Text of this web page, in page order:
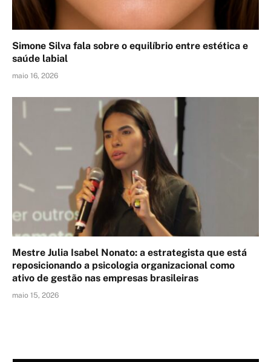
Simone Silva fala sobre o equilíbrio entre estética e
saúde labial
maio 16, 2026
Mestre Julia Isabel Nonato: a estrategista que está
reposicionando a psicologia organizacional como
ativo de gestão nas empresas brasileiras
maio 15, 2026